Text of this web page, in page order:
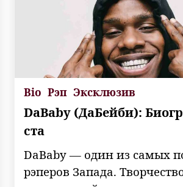
Bio Рэп Эксклюзив
DaBaby (ДаБейби):
ста
DaBaby — один из самых
рэперов Запада.